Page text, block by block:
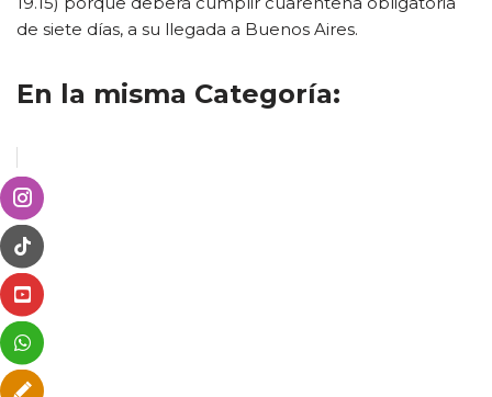
de siete días, a su llegada a Buenos Aires.
En la misma Categoría: